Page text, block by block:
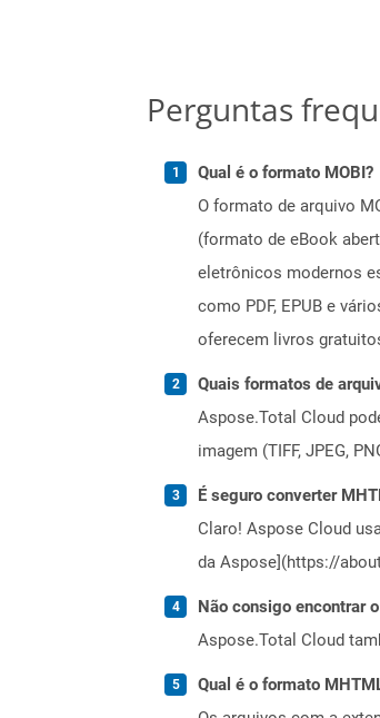
Perguntas
Qual é o formato MOBI?
O formato de arquivo
(formato de eBook
eletrônicos modernos
como PDF, EPUB e
oferecem livros
Quais formatos de
Aspose.Total Cloud
imagem (TIFF, JPEG,
É seguro converter
Claro! Aspose Cloud
da Aspose](https://
Não consigo encontrar
Aspose.Total Cloud
Qual é o formato